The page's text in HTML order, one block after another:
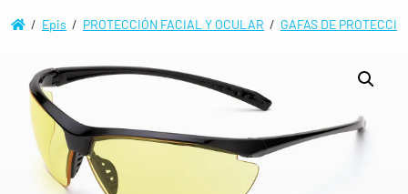
/ Epis / PROTECCIÓN FACIAL Y OCULAR / GAFAS DE